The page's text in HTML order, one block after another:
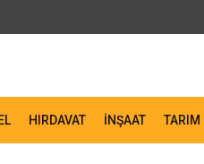
HIRDAVAT İNŞAAT TARIM